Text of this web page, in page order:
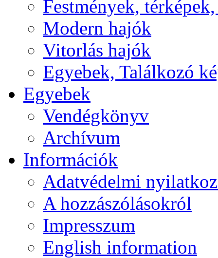
Festmények,
Modern hajók
Vitorlás hajók
Egyebek, Találkozó
Egyebek
Vendégkönyv
Archívum
Információk
Adatvédelmi
A hozzászólásokról
Impresszum
English information